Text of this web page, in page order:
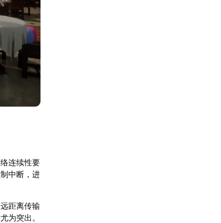
连续性要
中断，进
距离传输
为突出。